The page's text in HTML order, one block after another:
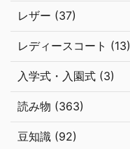
レザー (37)
レディースコート (13)
入学式・入園式 (3)
読み物 (363)
豆知識 (92)